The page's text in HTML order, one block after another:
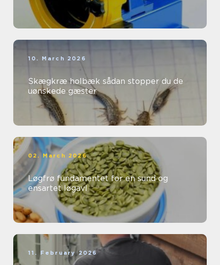
10. March 2026
Skægkræ holbæk sådan stopper du de
uønskede gæster
02. March 2026
Løgfrø fundamentet for en sund og
ensartet løgavl
11. February 2026